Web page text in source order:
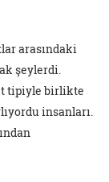
arasındaki
şeylerdi.
tipiyle birlikte
insanları.